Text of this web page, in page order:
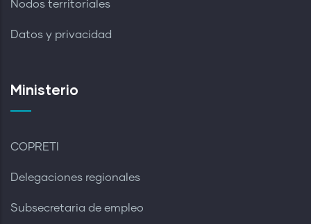
Nodos territoriales
Datos y privacidad
Ministerio
COPRETI
Delegaciones regionales
Subsecretaria de empleo